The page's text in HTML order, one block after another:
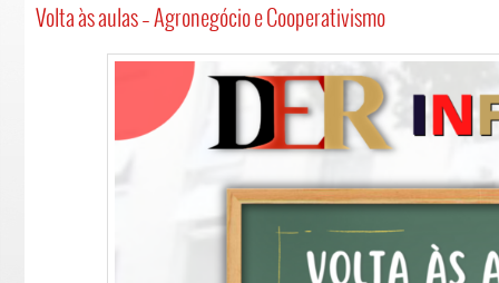
Volta às aulas – Agronegócio e Cooperativismo